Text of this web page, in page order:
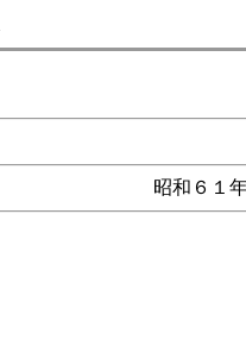
昭和６１